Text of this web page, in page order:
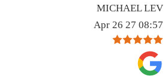
MICHAEL LEV
08:57 27 Apr 26